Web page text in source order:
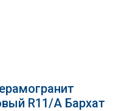
R11/A Бархат